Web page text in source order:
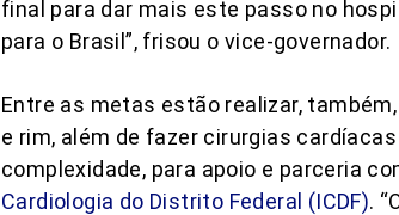
final para dar mais este passo no
para o Brasil”, frisou o vice-governador.
Entre as metas estão realizar,
e rim, além de fazer cirurgias
complexidade, para apoio e parceria
Cardiologia do Distrito Federal (ICDF).